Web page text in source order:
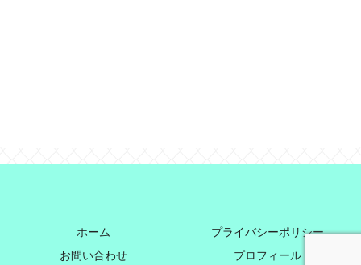
ホーム
プライバシーポリシー
お問い合わせ
プロフィール